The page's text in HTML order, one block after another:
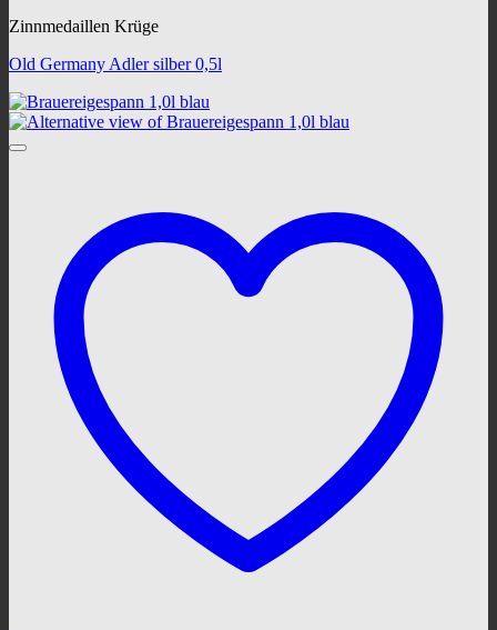
Zinnmedaillen Krüge
Old Germany Adler silber 0,5l